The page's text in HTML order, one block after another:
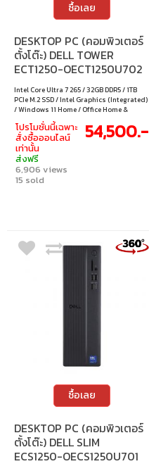
ซื้อเลย
DESKTOP PC (คอมพิวเตอร์
ตั้งโต๊ะ) DELL TOWER
ECT1250-OECT1250U702
Intel Core Ultra 7 265 / 32GB DDR5 / 1TB
PCIe M.2 SSD / Intel Graphics (Integrated)
/ Windows 11 Home / Office Home &
Student 2024 / Microsoft 365 Basic
โปรโมชั่นนี้เฉพาะ
สั่งซื้อออนไลน์
เท่านั้น
ส่งฟรี
6,906 views
15 sold
54,500.-
ซื้อเลย
DESKTOP PC (คอมพิวเตอร์
ตั้งโต๊ะ) DELL SLIM
ECS1250-OECS1250U701